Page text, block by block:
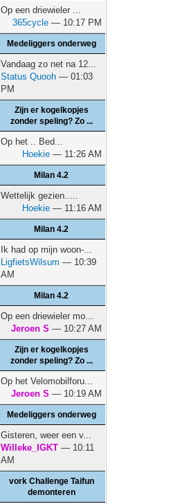
Op een driewieler ...
365cycle — 10:17 PM
Medeliggers onderweg
Vandaag zo net na 12...
Status Quooh — 01:03
PM
Zijn er kogelkopjes
zonder speling? Zo ...
Op het .. Bed...
Hoekie — 11:26 AM
Milan 4.2
Wettelijk gezien.....
Hoekie — 11:16 AM
Milan 4.2
Ik had op mijn woon-...
LigfietsWilsum — 10:39
AM
Milan 4.2
Op een driewieler mo...
Jeroen S — 10:27 AM
Zijn er kogelkopjes
zonder speling? Zo ...
Op het Velomobilforu...
Jeroen S — 10:19 AM
Medeliggers onderweg
Gisteren, weer een v...
Willeke_IGKT — 10:11
AM
vork Challenge Taifun
demonteren